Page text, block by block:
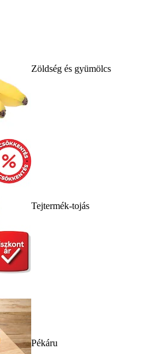
Zöldség és gyümölcs
Tejtermék-tojás
Pékáru